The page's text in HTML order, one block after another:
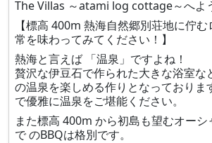
The Villas ～atami log cottage～へよ
【標高 400m 熱海自然郷別荘地に佇
常を味わってみてください！】
熱海と言えば 「温泉」ですよね！
贅沢な伊豆石で作られた大きな浴室な
の温泉を楽しめる作りとなっておりま
で優雅に温泉をご堪能ください。
また標高 400m から初島も望むオーシ
で のBBQは格別です。